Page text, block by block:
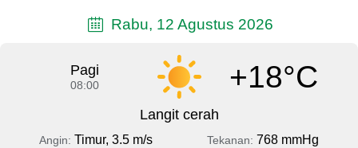
Rabu, 12 Agustus 2026
Pagi
08:00 +18°C
Langit cerah
Angin: Timur, 3.5 m/s Tekanan: 768 mmHg